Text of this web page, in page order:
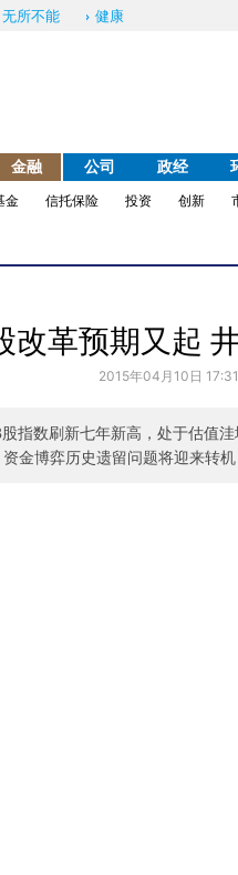
无所不能 健康
金融 公司 政经
金 信托保险 投资 创新
改革预期又起
2015年04月10日
指数刷新七年新高，处于估值
金博弈历史遗留问题将迎来转机